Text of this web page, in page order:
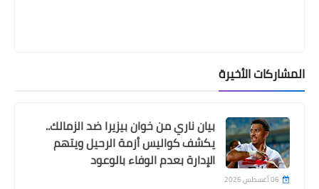
Egypt
الاتفاق على عودة بطولة الأفروآسيوية
من جديد بمشاركة الاهلى و العين
المشاركات الأخيرة
بيان ناري من خوان بيزيرا ضد الزمالك..
يكشف كواليس أزمة الرحيل ويتهم
الإدارة بعدم الوفاء بالوعود
06 أغسطس 2026